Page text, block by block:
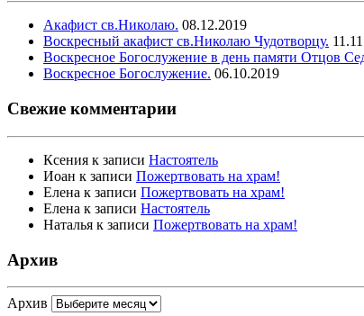
Акафист св.Николаю. 08.12.2019
Воскресный акафист св.Николаю Чудотворцу.
Воскресное Богослужение в день памяти Отцов
Воскресное Богослужение. 06.10.2019
Свежие комментарии
Ксения к записи Настоятель
Иоан к записи Пожертвовать на храм!
Елена к записи Пожертвовать на храм!
Елена к записи Настоятель
Наталья к записи Пожертвовать на храм!
Архив
Архив